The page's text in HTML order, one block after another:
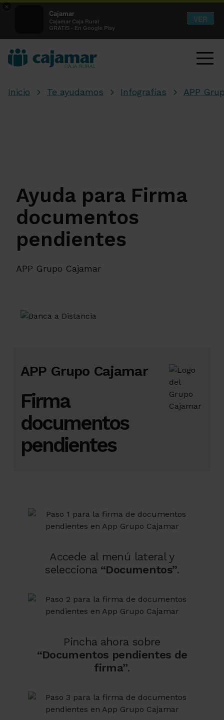
×
Cajamar
Cajamar Caja Rural
GRATIS - En Google Play
VER
Inicio Te ayudamos Infografías APP
Ayuda para Firma
documentos
pendientes
APP Grupo Cajamar
APP Grupo Cajamar
Firma
documentos
pendientes
Accede al menú lateral y
selecciona “Documentos”.
Pincha ahora sobre
“Documentos pendientes de
firma”.